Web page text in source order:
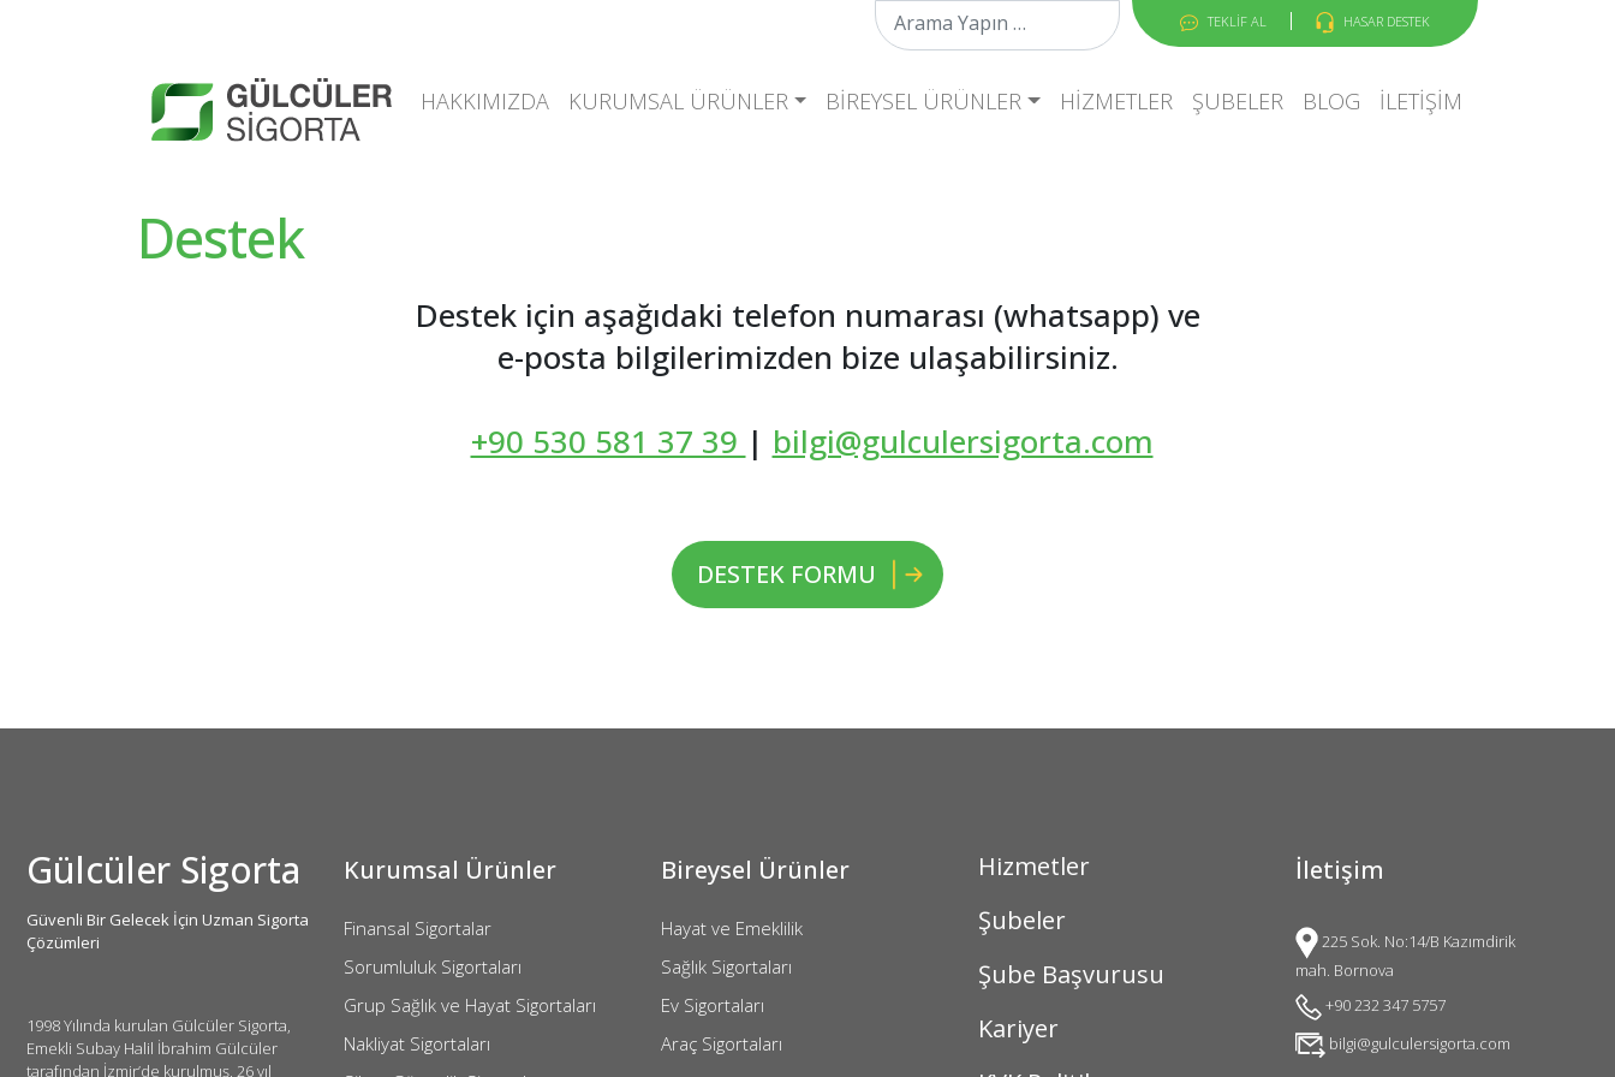
TEKLİF AL HASAR DESTEK
Arama:
HAKKIMIZDA KURUMSAL ÜRÜNLER BIREYSEL ÜRÜNLER HIZMETLER ŞUBELER BLOG İLETIŞIM
Destek
Destek için aşağıdaki telefon numarası (whatsapp) ve
e-posta bilgilerimizden bize ulaşabilirsiniz.
+90 530 581 37 39 | bilgi@gulculersigorta.com
DESTEK FORMU
Gülcüler Sigorta
Güvenli Bir Gelecek İçin Uzman Sigorta
Çözümleri
1998 Yılında kurulan Gülcüler Sigorta,
Emekli Subay Halil İbrahim Gülcüler
tarafından İzmir’de kurulmuş, 26 yıl
Kurumsal Ürünler
Finansal Sigortalar
Sorumluluk Sigortaları
Grup Sağlık ve Hayat Sigortaları
Nakliyat Sigortaları
Bireysel Ürünler
Hayat ve Emeklilik
Sağlık Sigortaları
Ev Sigortaları
Araç Sigortaları
Hizmetler
Şubeler
Şube Başvurusu
Kariyer
İletişim
225 Sok. No:14/B Kazımdirik
mah. Bornova
+90 232 347 5757
bilgi@gulculersigorta.com